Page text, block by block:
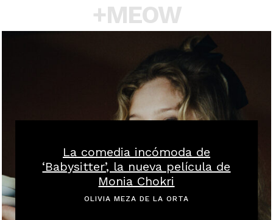
+MEOW
La comedia incómoda de
‘Babysitter’, la nueva película de
Monia Chokri
OLIVIA MEZA DE LA ORTA